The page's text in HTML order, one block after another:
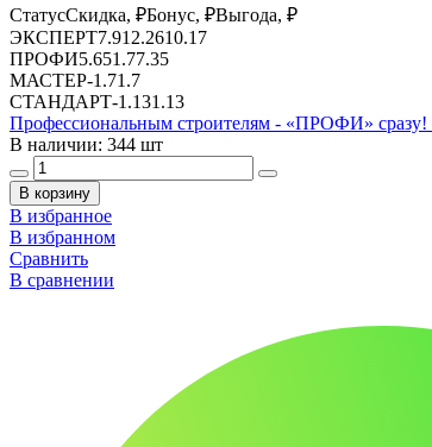
СтатусСкидка, ₽Бонус, ₽Выгода, ₽
ЭКСПЕРТ7.91 2.2610.17
ПРОФИ5.651.77.35
МАСТЕР-1.71.7
СТАНДАРТ-1.131.13
Профессиональным строителям - «ПРОФИ» сразу!
В наличии: 344 шт
В корзину
В избранное
В избранном
Сравнить
В сравнении